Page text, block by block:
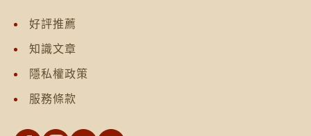
好評推薦
知識文章
隱私權政策
服務條款